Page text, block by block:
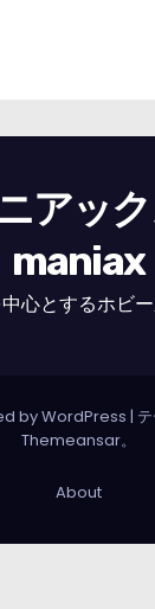
アッ
maniax
心とするホビ
by WordPress |
Themeansar。
About